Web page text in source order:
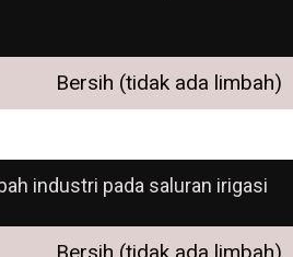
Bersih (tidak ada limbah)
industri pada saluran irigasi